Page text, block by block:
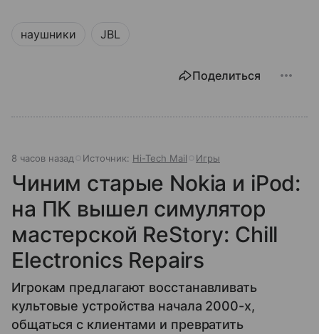
наушники JBL
Поделиться
8 часов назад Источник: Hi-Tech Mail Игры
Чиним старые Nokia и iPod:
на ПК вышел симулятор
мастерской ReStory: Chill
Electronics Repairs
Игрокам предлагают восстанавливать
культовые устройства начала 2000-х,
общаться с клиентами и превратить